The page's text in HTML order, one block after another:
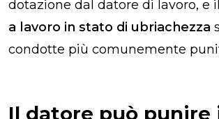
dotazione dal datore di lavoro, e il
a lavoro in stato di ubriachezza
condotte più comunemente
Il datore può punire